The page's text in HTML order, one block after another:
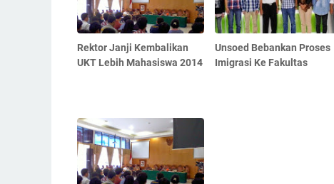
Rektor Janji Kembalikan
UKT Lebih Mahasiswa 2014
Unsoed Bebankan Proses
Imigrasi Ke Fakultas